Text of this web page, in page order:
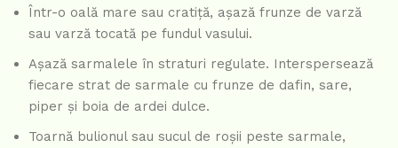
Într-o oală mare sau cratiță, așază frunze de varză
sau varză tocată pe fundul vasului.
Așază sarmalele în straturi regulate. Interspersează
fiecare strat de sarmale cu frunze de dafin, sare,
piper și boia de ardei dulce.
Toarnă bulionul sau sucul de roșii peste sarmale,